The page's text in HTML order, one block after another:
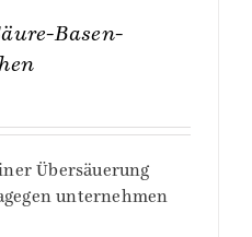
Basen-
Übersäuerung
unternehmen